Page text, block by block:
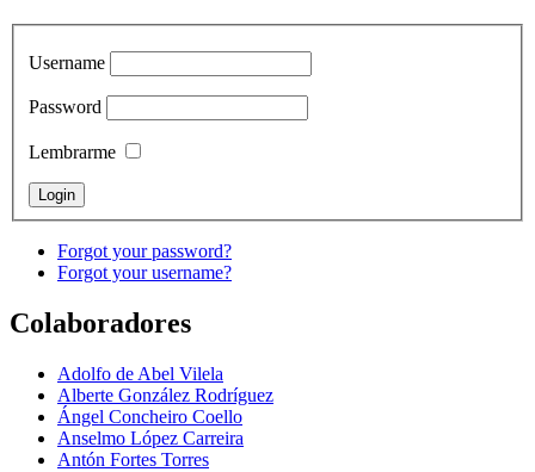
Username
Password
Lembrarme
Forgot your password?
Forgot your username?
Colaboradores
Adolfo de Abel Vilela
Alberte González Rodríguez
Ángel Concheiro Coello
Anselmo López Carreira
Antón Fortes Torres